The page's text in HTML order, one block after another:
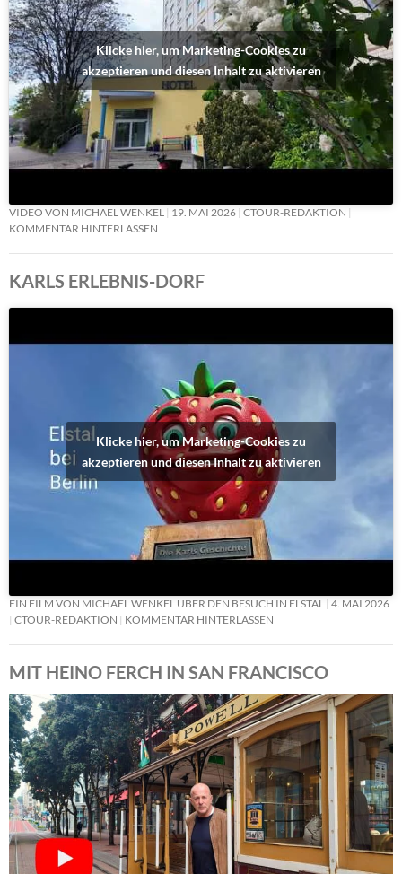
Klicke hier, um Marketing-Cookies zu
akzeptieren und diesen Inhalt zu aktivieren
VIDEO VON MICHAEL WENKEL 19. MAI 2026 CTOUR-REDAKTION
KOMMENTAR HINTERLASSEN
KARLS ERLEBNIS-DORF
Klicke hier, um Marketing-Cookies zu
akzeptieren und diesen Inhalt zu aktivieren
EIN FILM VON MICHAEL WENKEL ÜBER DEN BESUCH IN ELSTAL
4. MAI 2026
CTOUR-REDAKTION
KOMMENTAR HINTERLASSEN
MIT HEINO FERCH IN SAN FRANCISCO